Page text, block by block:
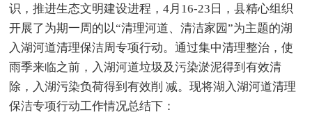
识，推进生态文明建设进程，4月16-23日，县精心组织
开展了为期一周的以“清理河道、清洁家园”为主题的湖
入湖河道清理保洁周专项行动。通过集中清理整治，使
雨季来临之前，入湖河道垃圾及污染淤泥得到有效清
除，入湖污染负荷得到有效削 减。现将湖入湖河道清理
保洁专项行动工作情况总结下：